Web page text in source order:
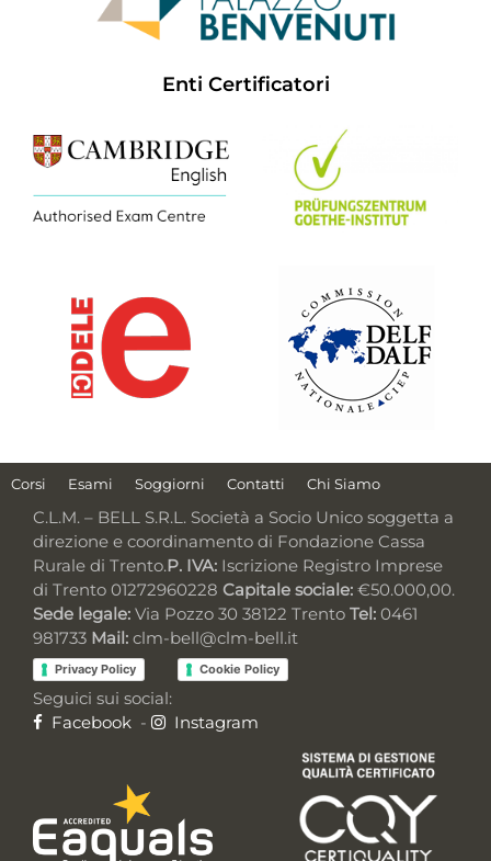
Enti Certificatori
Corsi Esami Soggiorni Contatti Chi Siamo
C.L.M. – BELL S.R.L. Società a Socio Unico soggetta a
direzione e coordinamento di Fondazione Cassa
Rurale di Trento.P. IVA: Iscrizione Registro Imprese
di Trento 01272960228 Capitale sociale: €50.000,00.
Sede legale: Via Pozzo 30 38122 Trento Tel: 0461
981733 Mail: clm-bell@clm-bell.it
Privacy Policy Cookie Policy
Seguici sui social:
Facebook - Instagram